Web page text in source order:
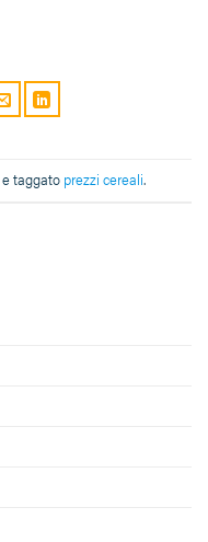
e taggato prezzi cereali.